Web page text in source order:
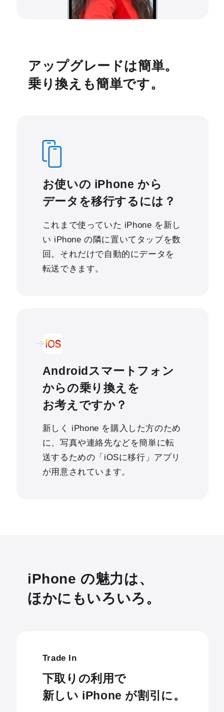
アップグレードは簡単。
乗り換えも簡単です。
お使いの iPhone から
データを移行するには？
これまで使っていた iPhone を新し
い iPhone の隣に置いてタップを数
回。それだけで自動的にデータを
転送できます。
Androidスマートフォン
からの乗り換えを
お考えですか？
新しく iPhone を購入した方のため
に、写真や連絡先などを簡単に転
送するための「iOSに移行」アプリ
が用意されています。
iPhone の魅力は、
ほかにもいろいろ。
Trade In
下取りの利用で
新しい iPhone が割引に。